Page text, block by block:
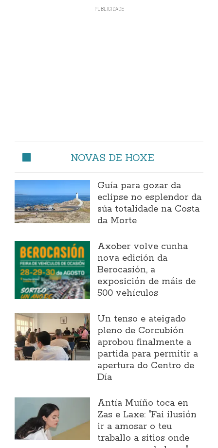
NOVAS DE HOXE
Guía para gozar da
eclipse no esplendor da
súa totalidade na Costa
da Morte
Axober volve cunha
nova edición da
Berocasión, a
exposición de máis de
500 vehículos
Un tenso e ateigado
pleno de Corcubión
aprobou finalmente a
partida para permitir a
apertura do Centro de
Día
Antía Muíño toca en
Zas e Laxe: "Fai ilusión
ir a amosar o teu
traballo a sitios onde